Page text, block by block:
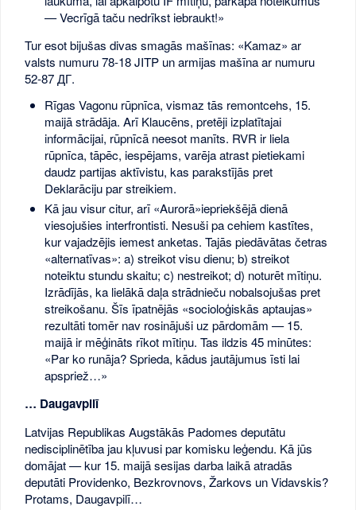
— Vecrīgā taču nedrīkst iebraukt!»
Tur esot bijušas divas smagās mašīnas: «Kamaz» ar
valsts numuru 78-18 JITP un armijas mašīna ar numuru
52-87 ДГ.
Rīgas Vagonu rūpnīca, vismaz tās remontcehs, 15.
maijā strādāja. Arī Klaucēns, pretēji izplatītajai
informācijai, rūpnīcā neesot manīts. RVR ir liela
rūpnīca, tāpēc, iespējams, varēja atrast pietiekami
daudz partijas aktīvistu, kas parakstījās pret
Deklarāciju par streikiem.
Kā jau visur citur, arī «Aurorā»iepriekšējā dienā
viesojušies interfrontisti. Nesuši pa cehiem kastītes,
kur vajadzējis iemest anketas. Tajās piedāvātas četras
«alternatīvas»: a) streikot visu dienu; b) streikot
noteiktu stundu skaitu; c) nestreikot; d) noturēt mītiņu.
Izrādījās, ka lielākā daļa strādnieču nobalsojušas pret
streikošanu. Šīs īpatnējās «socioloģiskās aptaujas»
rezultāti tomēr nav rosinājuši uz pārdomām — 15.
maijā ir mēģināts rīkot mītiņu. Tas ildzis 45 minūtes:
«Par ko runāja? Sprieda, kādus jautājumus īsti lai
apspriež…»
… Daugavpilī
Latvijas Republikas Augstākās Padomes deputātu
nedisciplinētība jau kļuvusi par komisku leģendu. Kā jūs
domājat — kur 15. maijā sesijas darba laikā atradās
deputāti Providenko, Bezkrovnovs, Žarkovs un Vidavskis?
Protams, Daugavpilī…